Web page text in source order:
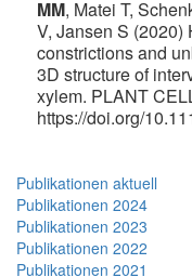
MM, Matei T,
V, Jansen S (2020)
constrictions and
3D structure of
xylem. PLANT
https://doi.org/
Publikationen aktuell
Publikationen 2024
Publikationen 2023
Publikationen 2022
Publikationen 2021